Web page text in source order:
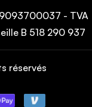
- TVA
B 518 290 937
réservés